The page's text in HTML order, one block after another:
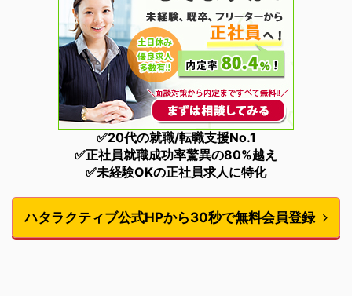
✅20代の就職/転職支援No.1
✅正社員就職成功率驚異の80%越え
✅未経験OKの正社員求人に特化
ハタラクティブ公式HPから30秒で無料会員登録